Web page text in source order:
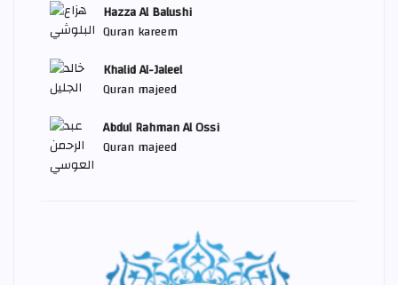
Hazza Al Balushi
Quran kareem
Khalid Al-Jaleel
Quran majeed
Abdul Rahman Al Ossi
Quran majeed